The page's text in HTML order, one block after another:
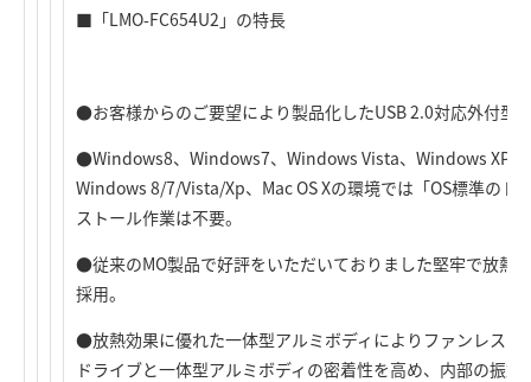
■「LMO-FC654U2」の特長
●お客様からのご要望により製品化したUSB 2.0対応外付型
●Windows8、Windows7、Windows Vista、Windows XP、
Windows 8/7/Vista/Xp、Mac OS Xの環境では「OS標準のド
ストール作業は不要。
●従来のMO製品で好評をいただいておりました堅牢で放熱
採用。
●放熱効果に優れた一体型アルミボディによりファンレスを
ドライブと一体型アルミボディの密着性を高め、内部の振